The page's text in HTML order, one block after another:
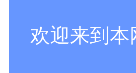
欢迎来到